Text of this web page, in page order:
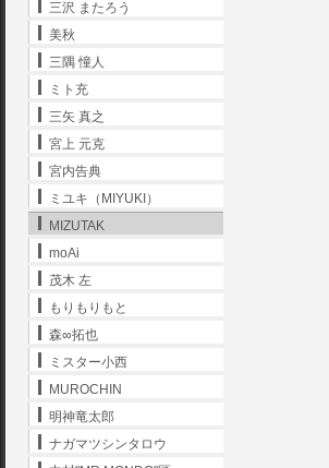
三沢 またろう
美秋
三隅 憧人
ミト充
三矢 真之
宮上 元克
宮内告典
ミユキ（MIYUKI）
MIZUTAK
moAi
茂木 左
もりもりもと
森∞拓也
ミスター小西
MUROCHIN
明神竜太郎
ナガマツシンタロウ